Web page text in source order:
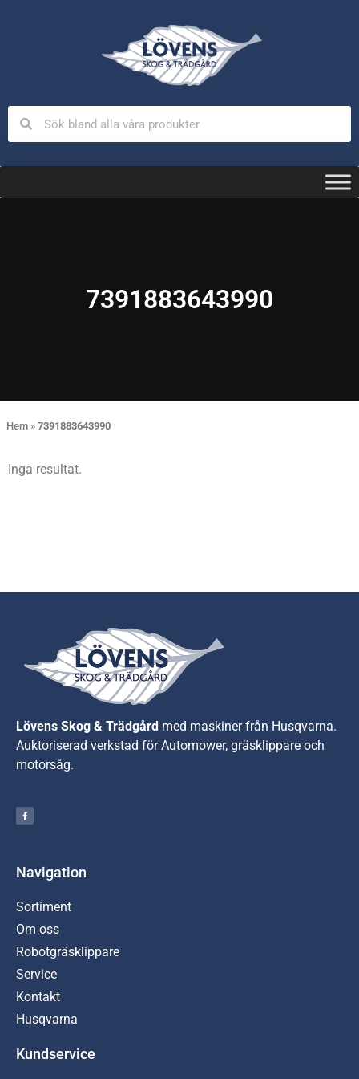
7391883643990
Hem » 7391883643990
Inga resultat.
Lövens Skog & Trädgård med maskiner från Husqvarna.
Auktoriserad verkstad för Automower, gräsklippare och
motorsåg.
Navigation
Sortiment
Om oss
Robotgräsklippare
Service
Kontakt
Husqvarna
Kundservice